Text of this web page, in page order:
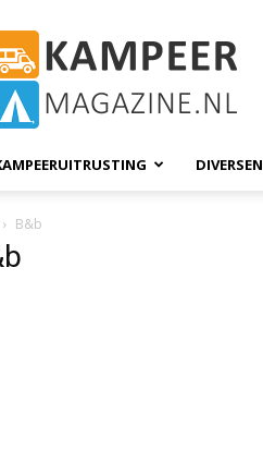
KampeerMagazine
DIVERSEN
B&b